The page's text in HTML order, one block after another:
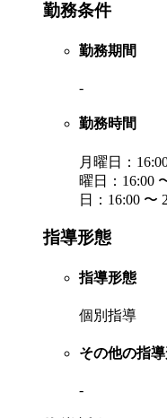
勤務条件
勤務期間
-
勤務時間
月曜日：
曜日：16:00
日：16:00 〜
指導形態
指導形態
個別指導
その他の指
-